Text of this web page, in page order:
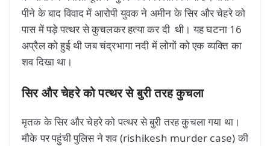
पीने के बाद विवाद में आरोपी युवक ने अमीन के सिर और चेहरे को
पास में पड़े पत्थर से कुचलकर हत्या कर दी थी। यह घटना 16
अप्रैल को हुई थी जब चंद्रभागा नदी में लोगों को एक व्यक्ति का
शव दिखा था।
सिर और चेहरे को पत्थर से बुरी तरह कुचला
मृतक के सिर और चेहरे को पत्थर से बुरी तरह कुचला गया था।
मौके पर पहुंची पुलिस ने शव (rishikesh murder case) की